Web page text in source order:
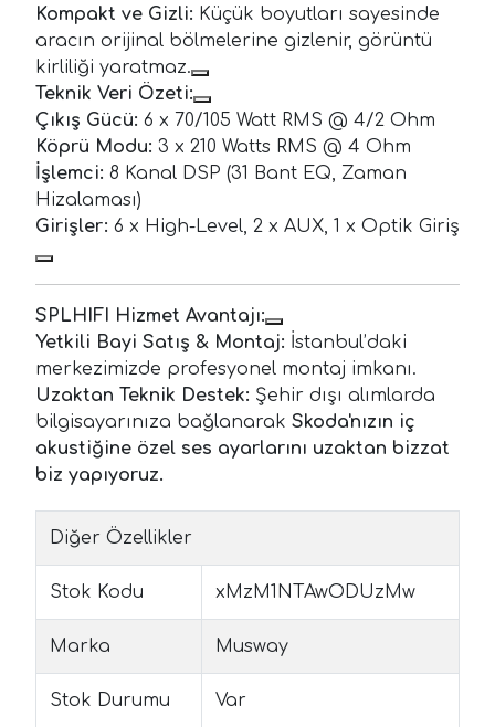
Kompakt ve Gizli: Küçük boyutları sayesinde
aracın orijinal bölmelerine gizlenir, görüntü
kirliliği yaratmaz.
Teknik Veri Özeti:
Çıkış Gücü: 6 x 70/105 Watt RMS @ 4/2 Ohm
Köprü Modu: 3 x 210 Watts RMS @ 4 Ohm
İşlemci: 8 Kanal DSP (31 Bant EQ, Zaman
Hizalaması)
Girişler: 6 x High-Level, 2 x AUX, 1 x Optik Giriş
SPLHIFI Hizmet Avantajı:
Yetkili Bayi Satış & Montaj: İstanbul’daki
merkezimizde profesyonel montaj imkanı.
Uzaktan Teknik Destek: Şehir dışı alımlarda
bilgisayarınıza bağlanarak Skoda'nızın iç
akustiğine özel ses ayarlarını uzaktan bizzat
biz yapıyoruz.
Diğer Özellikler
Stok Kodu xMzM1NTAwODUzMw
Marka Musway
Stok Durumu Var